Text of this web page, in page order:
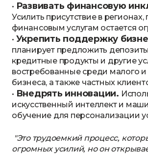
• Развивать финансовую
Усилить присутствие в регионах,
финансовым услугам остается
• Укрепить поддержку
планирует предложить
кредитные продукты и другие
востребованные среди малого и
бизнеса, а также частных
• Внедрять инновации.
искусственный интеллект и
обучение для персонализации
"Это трудоемкий процесс,
огромных усилий, но он